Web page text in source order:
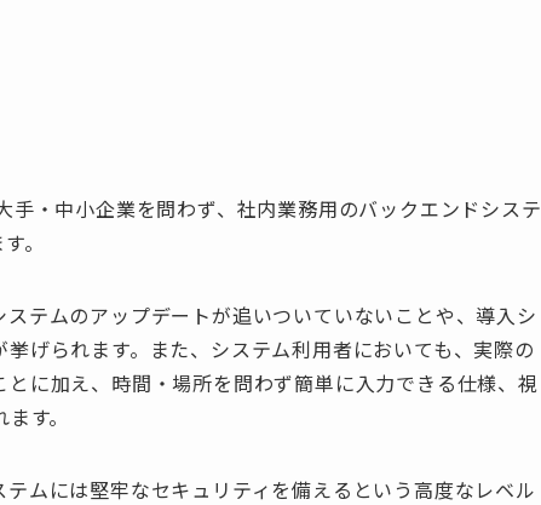
・中小企業を問わず、社内業務用のバックエンドシステ
。
テムのアップデートが追いついていないことや、導入シ
げられます。また、システム利用者においても、実際の
に加え、時間・場所を問わず簡単に入力できる仕様、視
す。
ムには堅牢なセキュリティを備えるという高度なレベル